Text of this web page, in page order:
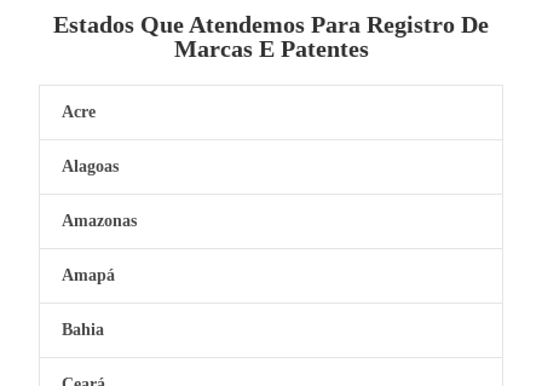
Estados Que Atendemos Para Registro De
Marcas E Patentes
Acre
Alagoas
Amazonas
Amapá
Bahia